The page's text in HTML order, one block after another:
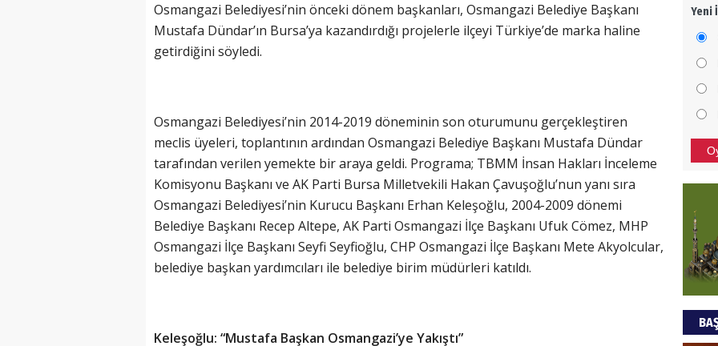
Osmangazi Belediyesi’nin önceki dönem başkanları, Osmangazi Belediye Başkanı
Mustafa Dündar’ın Bursa’ya kazandırdığı projelerle ilçeyi Türkiye’de marka haline
getirdiğini söyledi.
Osmangazi Belediyesi’nin 2014-2019 döneminin son oturumunu gerçekleştiren
meclis üyeleri, toplantının ardından Osmangazi Belediye Başkanı Mustafa Dündar
tarafından verilen yemekte bir araya geldi. Programa; TBMM İnsan Hakları İnceleme
Komisyonu Başkanı ve AK Parti Bursa Milletvekili Hakan Çavuşoğlu’nun yanı sıra
Osmangazi Belediyesi’nin Kurucu Başkanı Erhan Keleşoğlu, 2004-2009 dönemi
Belediye Başkanı Recep Altepe, AK Parti Osmangazi İlçe Başkanı Ufuk Cömez, MHP
Osmangazi İlçe Başkanı Seyfi Seyfioğlu, CHP Osmangazi İlçe Başkanı Mete Akyolcular,
belediye başkan yardımcıları ile belediye birim müdürleri katıldı.
Keleşoğlu: “Mustafa Başkan Osmangazi’ye Yakıştı”
Yeni